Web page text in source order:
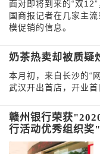
面对即将到来的“双
国商报记者在几家主
模促销的信息。
奶茶热卖却被质疑
本月初，来自长沙的“
武汉开出首店，开业
赣州银行荣获
行活动优秀组织奖